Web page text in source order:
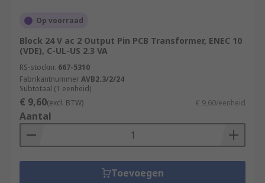
devices to protect them from power surges.
Types of PCB transformers
PCB transformers can be recognised by their
mounting capabilities. They are surface mounted
or through-hole mounted.
Through-hole mounted transformers have
connectors or pins that can pierce through the
board. They are generally used in multilayered
printed circuit boards. Surface mounted
Op voorraad
Block 24 V ac 2 Output Pin PCB Transformer, ENEC 10
(VDE), C-UL-US 2.3 VA
RS-stocknr. 667-5310
FabrikantnummerAVB2.3/2/24
Subtotaal (1 eenheid)
€ 9,60(excl. BTW) € 9,60/eenheid
Aantal
Toevoegen